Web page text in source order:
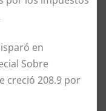
en
Sobre
creció 208.9 por